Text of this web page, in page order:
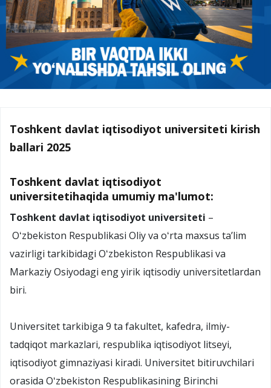
Toshkent davlat iqtisodiyot universiteti kirish
ballari 2025
Toshkent davlat iqtisodiyot
universitetihaqida umumiy ma'lumot:
Toshkent davlat iqtisodiyot universiteti –
Oʻzbekiston Respublikasi Oliy va oʻrta maxsus taʼlim
vazirligi tarkibidagi Oʻzbekiston Respublikasi va
Markaziy Osiyodagi eng yirik iqtisodiy universitetlardan
biri.
Universitet tarkibiga 9 ta fakultet, kafedra, ilmiy-
tadqiqot markazlari, respublika iqtisodiyot litseyi,
iqtisodiyot gimnaziyasi kiradi. Universitet bitiruvchilari
orasida Oʻzbekiston Respublikasining Birinchi